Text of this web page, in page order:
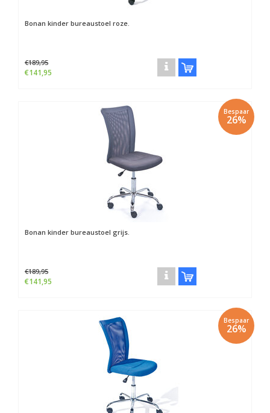
Bonan kinder bureaustoel roze.
€189,95
€141,95
Bespaar
26%
Bonan kinder bureaustoel grijs.
€189,95
€141,95
Bespaar
26%